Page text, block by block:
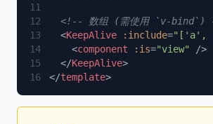
  <
KeepAlive :include="['a',
    <
component :is="view"
  </
KeepAlive
</template